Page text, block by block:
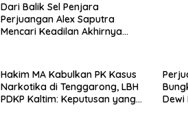
Dari Balik Sel Penjara
Perjuangan Alex Saputra
Mencari Keadilan Akhirnya
Hakim MA Kabulkan PK Kasus
Narkotika di Tenggarong, LBH
PDKP Kaltim: Keputusan yang
Dewi